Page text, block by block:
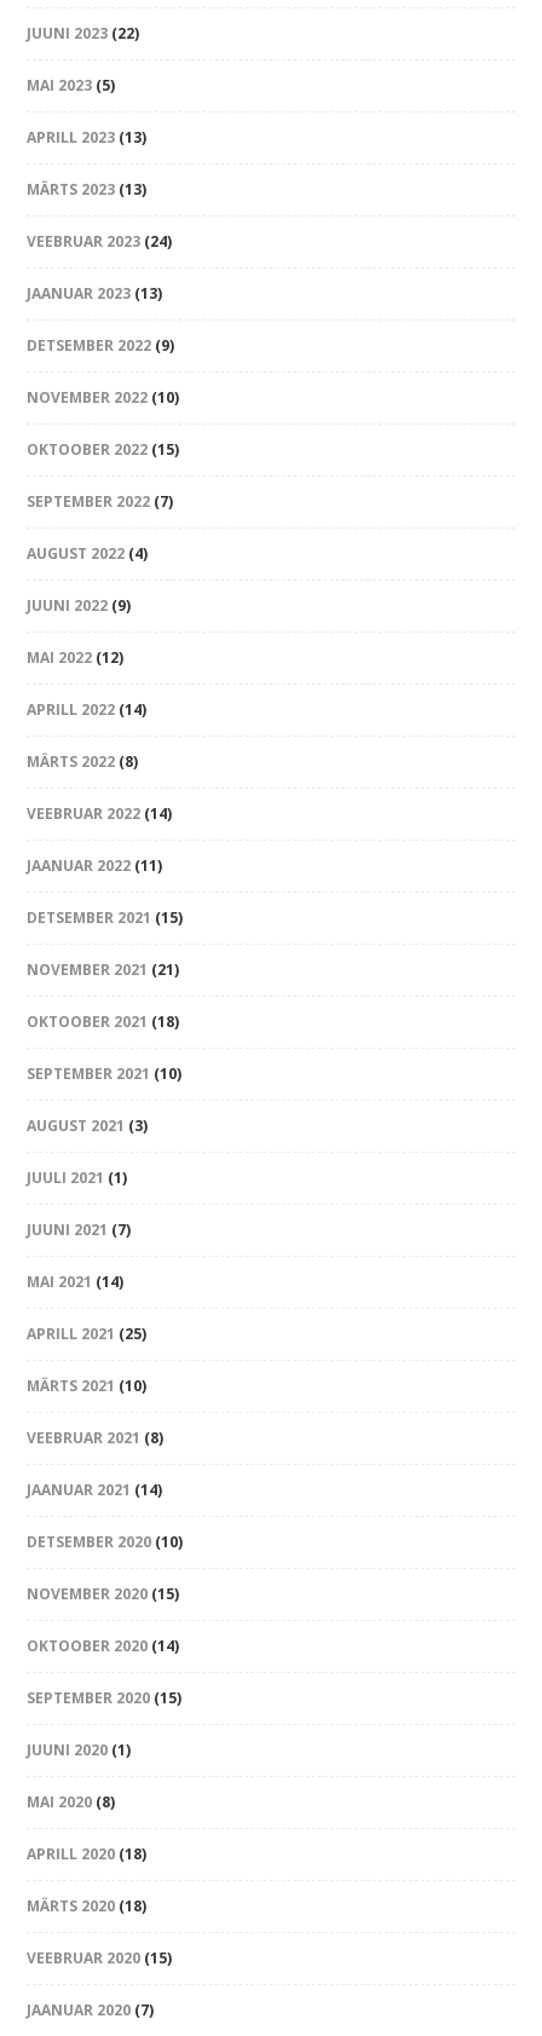
JUUNI 2023 (22)
MAI 2023 (5)
APRILL 2023 (13)
MÄRTS 2023 (13)
VEEBRUAR 2023 (24)
JAANUAR 2023 (13)
DETSEMBER 2022 (9)
NOVEMBER 2022 (10)
OKTOOBER 2022 (15)
SEPTEMBER 2022 (7)
AUGUST 2022 (4)
JUUNI 2022 (9)
MAI 2022 (12)
APRILL 2022 (14)
MÄRTS 2022 (8)
VEEBRUAR 2022 (14)
JAANUAR 2022 (11)
DETSEMBER 2021 (15)
NOVEMBER 2021 (21)
OKTOOBER 2021 (18)
SEPTEMBER 2021 (10)
AUGUST 2021 (3)
JUULI 2021 (1)
JUUNI 2021 (7)
MAI 2021 (14)
APRILL 2021 (25)
MÄRTS 2021 (10)
VEEBRUAR 2021 (8)
JAANUAR 2021 (14)
DETSEMBER 2020 (10)
NOVEMBER 2020 (15)
OKTOOBER 2020 (14)
SEPTEMBER 2020 (15)
JUUNI 2020 (1)
MAI 2020 (8)
APRILL 2020 (18)
MÄRTS 2020 (18)
VEEBRUAR 2020 (15)
JAANUAR 2020 (7)